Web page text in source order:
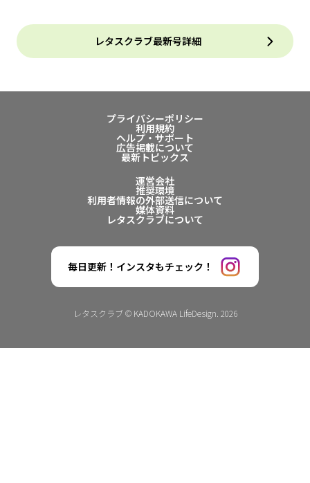
レタスクラブ最新号詳細
プライバシーポリシー
利用規約
ヘルプ・サポート
広告掲載について
最新トピックス
運営会社
推奨環境
利用者情報の外部送信について
媒体資料
レタスクラブについて
毎日更新！インスタもチェック！
レタスクラブ © KADOKAWA LifeDesign. 2026